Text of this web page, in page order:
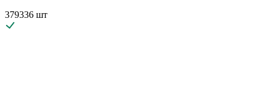
379336 шт